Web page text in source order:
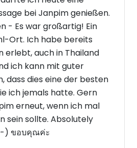
bei Janpim genießen.
- Es war großartig! Ein
Ort. Ich habe bereits
erlebt, auch in Thailand
ich kann mit guter
dass dies eine der besten
ich jemals hatte. Gern
erneut, wenn ich mal
sein sollte. Absolutely
) ขอบคุณค่ะ